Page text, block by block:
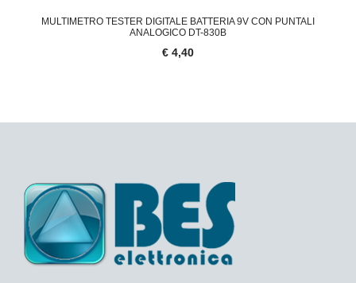
MULTIMETRO TESTER DIGITALE BATTERIA 9V CON PUNTALI
ANALOGICO DT-830B
€ 4,40